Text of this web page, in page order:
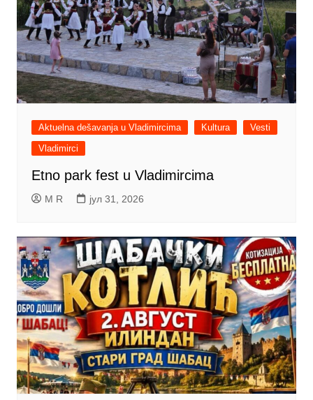
Aktuelna dešavanja u Vladimircima Kultura
Vesti
Vladimirci
Etno park fest u Vladimircima
M R јул 31, 2026